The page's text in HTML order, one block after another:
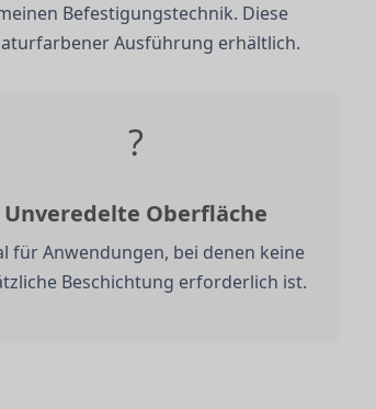
Befestigungstechnik. Diese
Ausführung erhältlich.
?
Unveredelte Oberfläche
für Anwendungen, bei denen keine
Beschichtung erforderlich ist.